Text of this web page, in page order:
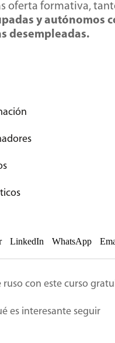
oferta formativa,
y autónomos
desempleadas.
LinkedIn WhatsApp
ruso con este curso
es interesante seguir